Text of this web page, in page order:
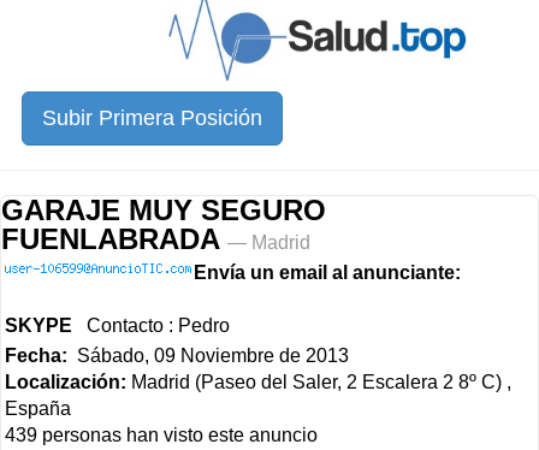
Subir Primera Posición
GARAJE MUY SEGURO
FUENLABRADA — Madrid
Envía un email al anunciante:
SKYPE Contacto : Pedro
Fecha: Sábado, 09 Noviembre de 2013
Localización: Madrid (Paseo del Saler, 2 Escalera 2 8º C) ,
España
439 personas han visto este anuncio